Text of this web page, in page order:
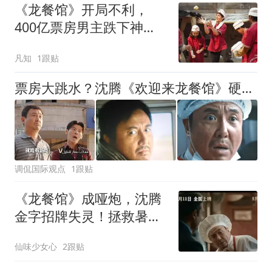
《龙餐馆》开局不利，
400亿票房男主跌下神
凡知 1跟贴
票房大跳水？沈腾《欢迎来龙餐馆》硬伤多，上座率不及《奥德赛》
调侃国际观点 1跟贴
《龙餐馆》成哑炮，沈腾
金字招牌失灵！拯救暑期
仙味少女心 2跟贴